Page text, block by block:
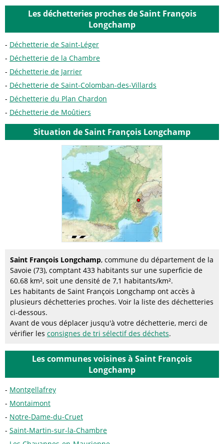
Les déchetteries proches de Saint François
Longchamp
Déchetterie de Saint-Léger
Déchetterie de la Chambre
Déchetterie de Jarrier
Déchetterie de Saint-Colomban-des-Villards
Déchetterie du Plan Chardon
Déchetterie de Moûtiers
Situation de Saint François Longchamp
Saint François Longchamp, commune du département de la
Savoie (73), comptant 433 habitants sur une superficie de
60.68 km², soit une densité de 7,1 habitants/km².
Les habitants de Saint François Longchamp ont accès à
plusieurs déchetteries proches. Voir la liste des déchetteries
ci-dessous.
Avant de vous déplacer jusqu'à votre déchetterie, merci de
vérifier les consignes de tri sélectif des déchets.
Les communes voisines à Saint François
Longchamp
Montgellafrey
Montaimont
Notre-Dame-du-Cruet
Saint-Martin-sur-la-Chambre